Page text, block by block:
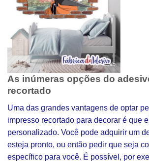
As inúmeras opções do
recortado
Uma das grandes vantagens de optar
impresso recortado para decorar é que
personalizado. Você pode adquirir um
esteja pronto, ou então pedir que seja
específico para você. É possível, por